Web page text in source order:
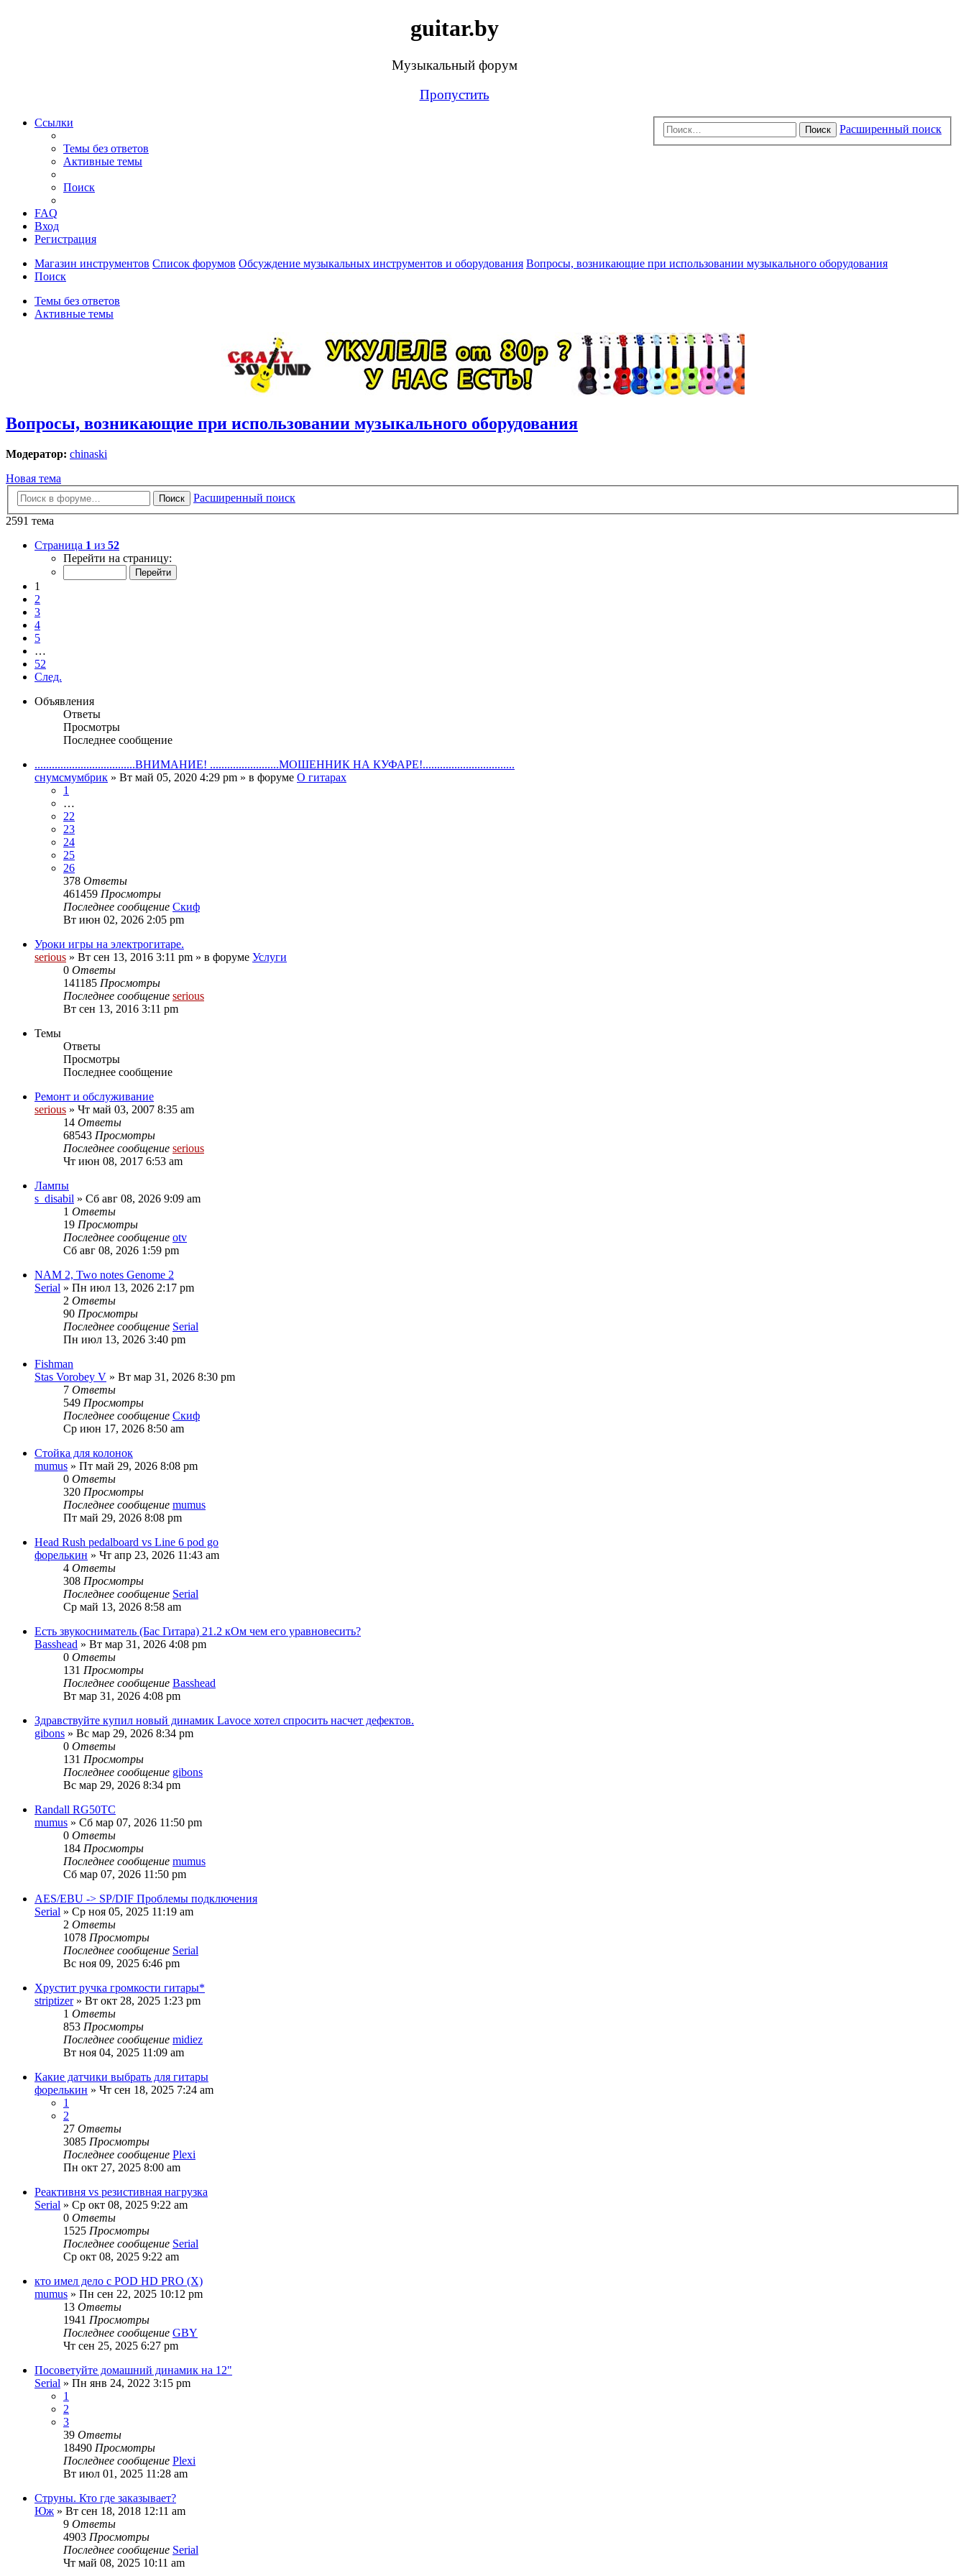
guitar.by
Музыкальный форум
Пропустить
Поиск Расширенный поиск
Ссылки
Темы без ответов
Активные темы
Поиск
FAQ
Вход
Регистрация
Магазин инструментов Список форумов Обсуждение музыкальных инструментов и оборудования Вопросы, возникающие при использовании музыкального оборудования
Поиск
Темы без ответов
Активные темы
Вопросы, возникающие при использовании музыкального оборудования
Модератор: chinaski
Новая тема
Поиск
Расширенный поиск
2591 тема
Страница 1 из 52
Перейти на страницу:
1
2
3
4
5
…
52
След.
Объявления
Ответы
Просмотры
Последнее сообщение
...................................ВНИМАНИЕ! ........................МОШЕННИК НА КУФАРЕ!................................
снумсмумбрик » Вт май 05, 2020 4:29 pm » в форуме О гитарах
1
…
22
23
24
25
26
378 Ответы
461459 Просмотры
Последнее сообщение Скиф
Вт июн 02, 2026 2:05 pm
Уроки игры на электрогитаре.
serious » Вт сен 13, 2016 3:11 pm » в форуме Услуги
0 Ответы
141185 Просмотры
Последнее сообщение serious
Вт сен 13, 2016 3:11 pm
Темы
Ответы
Просмотры
Последнее сообщение
Ремонт и обслуживание
serious » Чт май 03, 2007 8:35 am
14 Ответы
68543 Просмотры
Последнее сообщение serious
Чт июн 08, 2017 6:53 am
Лампы
s_disabil » Сб авг 08, 2026 9:09 am
1 Ответы
19 Просмотры
Последнее сообщение otv
Сб авг 08, 2026 1:59 pm
NAM 2, Two notes Genome 2
Serial » Пн июл 13, 2026 2:17 pm
2 Ответы
90 Просмотры
Последнее сообщение Serial
Пн июл 13, 2026 3:40 pm
Fishman
Stas Vorobey V » Вт мар 31, 2026 8:30 pm
7 Ответы
549 Просмотры
Последнее сообщение Скиф
Ср июн 17, 2026 8:50 am
Стойка для колонок
mumus » Пт май 29, 2026 8:08 pm
0 Ответы
320 Просмотры
Последнее сообщение mumus
Пт май 29, 2026 8:08 pm
Head Rush pedalboard vs Line 6 pod go
форелькин » Чт апр 23, 2026 11:43 am
4 Ответы
308 Просмотры
Последнее сообщение Serial
Ср май 13, 2026 8:58 am
Есть звукосниматель (Бас Гитара) 21.2 кОм чем его уравновесить?
Basshead » Вт мар 31, 2026 4:08 pm
0 Ответы
131 Просмотры
Последнее сообщение Basshead
Вт мар 31, 2026 4:08 pm
Здравствуйте купил новый динамик Lavoce хотел спросить насчет дефектов.
gibons » Вс мар 29, 2026 8:34 pm
0 Ответы
131 Просмотры
Последнее сообщение gibons
Вс мар 29, 2026 8:34 pm
Randall RG50TC
mumus » Сб мар 07, 2026 11:50 pm
0 Ответы
184 Просмотры
Последнее сообщение mumus
Сб мар 07, 2026 11:50 pm
AES/EBU -> SP/DIF Проблемы подключения
Serial » Ср ноя 05, 2025 11:19 am
2 Ответы
1078 Просмотры
Последнее сообщение Serial
Вс ноя 09, 2025 6:46 pm
Хрустит ручка громкости гитары*
striptizer» Вт окт 28, 2025 1:23 pm
1 Ответы
853 Просмотры
Последнее сообщение midiez
Вт ноя 04, 2025 11:09 am
Какие датчики выбрать для гитары
форелькин » Чт сен 18, 2025 7:24 am
1
2
27 Ответы
3085 Просмотры
Последнее сообщение Plexi
Пн окт 27, 2025 8:00 am
Реактивня vs резистивная нагрузка
Serial » Ср окт 08, 2025 9:22 am
0 Ответы
1525 Просмотры
Последнее сообщение Serial
Ср окт 08, 2025 9:22 am
кто имел дело с POD HD PRO (X)
mumus » Пн сен 22, 2025 10:12 pm
13 Ответы
1941 Просмотры
Последнее сообщение GBY
Чт сен 25, 2025 6:27 pm
Посоветуйте домашний динамик на 12"
Serial » Пн янв 24, 2022 3:15 pm
1
2
3
39 Ответы
18490 Просмотры
Последнее сообщение Plexi
Вт июл 01, 2025 11:28 am
Струны. Кто где заказывает?
Юж » Вт сен 18, 2018 12:11 am
9 Ответы
4903 Просмотры
Последнее сообщение Serial
Чт май 08, 2025 10:11 am